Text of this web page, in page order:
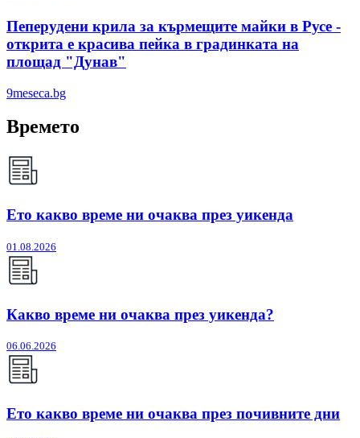
Пеперудени крила за кърмещите майки в Русе -
открита е красива пейка в градинката на
площад "Дунав"
9meseca.bg
Времето
Ето какво време ни очаква през уикенда
01.08.2026
Какво време ни очаква през уикенда?
06.06.2026
Ето какво време ни очаква през почивните дни